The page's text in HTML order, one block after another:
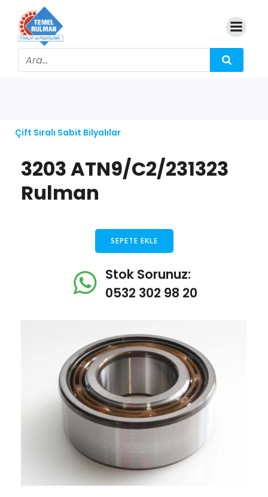
Çift Sıralı Sabit Bilyalılar
3203 ATN9/C2/231323
Rulman
SEPETE EKLE
Stok Sorunuz:
0532 302 98 20